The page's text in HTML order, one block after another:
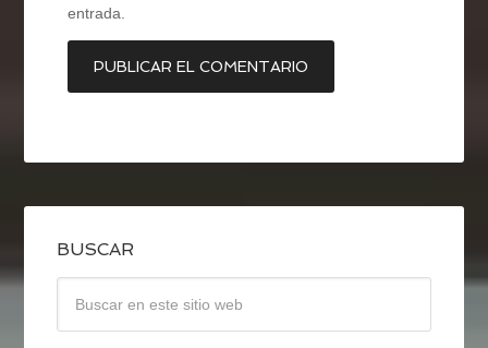
entrada.
BUSCAR